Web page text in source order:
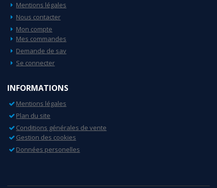
Mentions légales
Nous contacter
Mon compte
Mes commandes
Demande de sav
Se connecter
INFORMATIONS
Mentions légales
Plan du site
Conditions générales de vente
Gestion des cookies
Données personelles